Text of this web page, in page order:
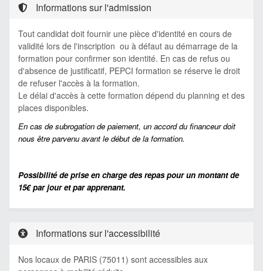
Informations sur l'admission
Tout candidat doit fournir une pièce d'identité en cours de
validité lors de l'inscription ou à défaut au démarrage de la
formation pour confirmer son identité. En cas de refus ou
d'absence de justificatif, PEPCI formation se réserve le droit
de refuser l'accès à la formation.
Le délai d'accès à cette formation dépend du planning et des
places disponibles.
En cas de subrogation de paiement, un accord du financeur doit
nous être parvenu avant le début de la formation.
Possibilité de prise en charge des repas pour un montant de
15€ par jour et par apprenant.
Informations sur l'accessibilité
Nos locaux de PARIS (75011) sont accessibles aux